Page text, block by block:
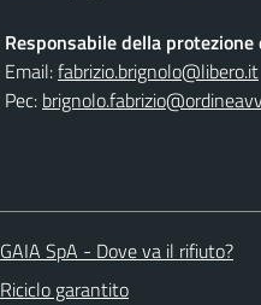
Responsabile della protezione
Email:fabrizio.brignolo@libero.it
Pec:
GAIA SpA - Dove va il rifiuto?
Riciclo garantito